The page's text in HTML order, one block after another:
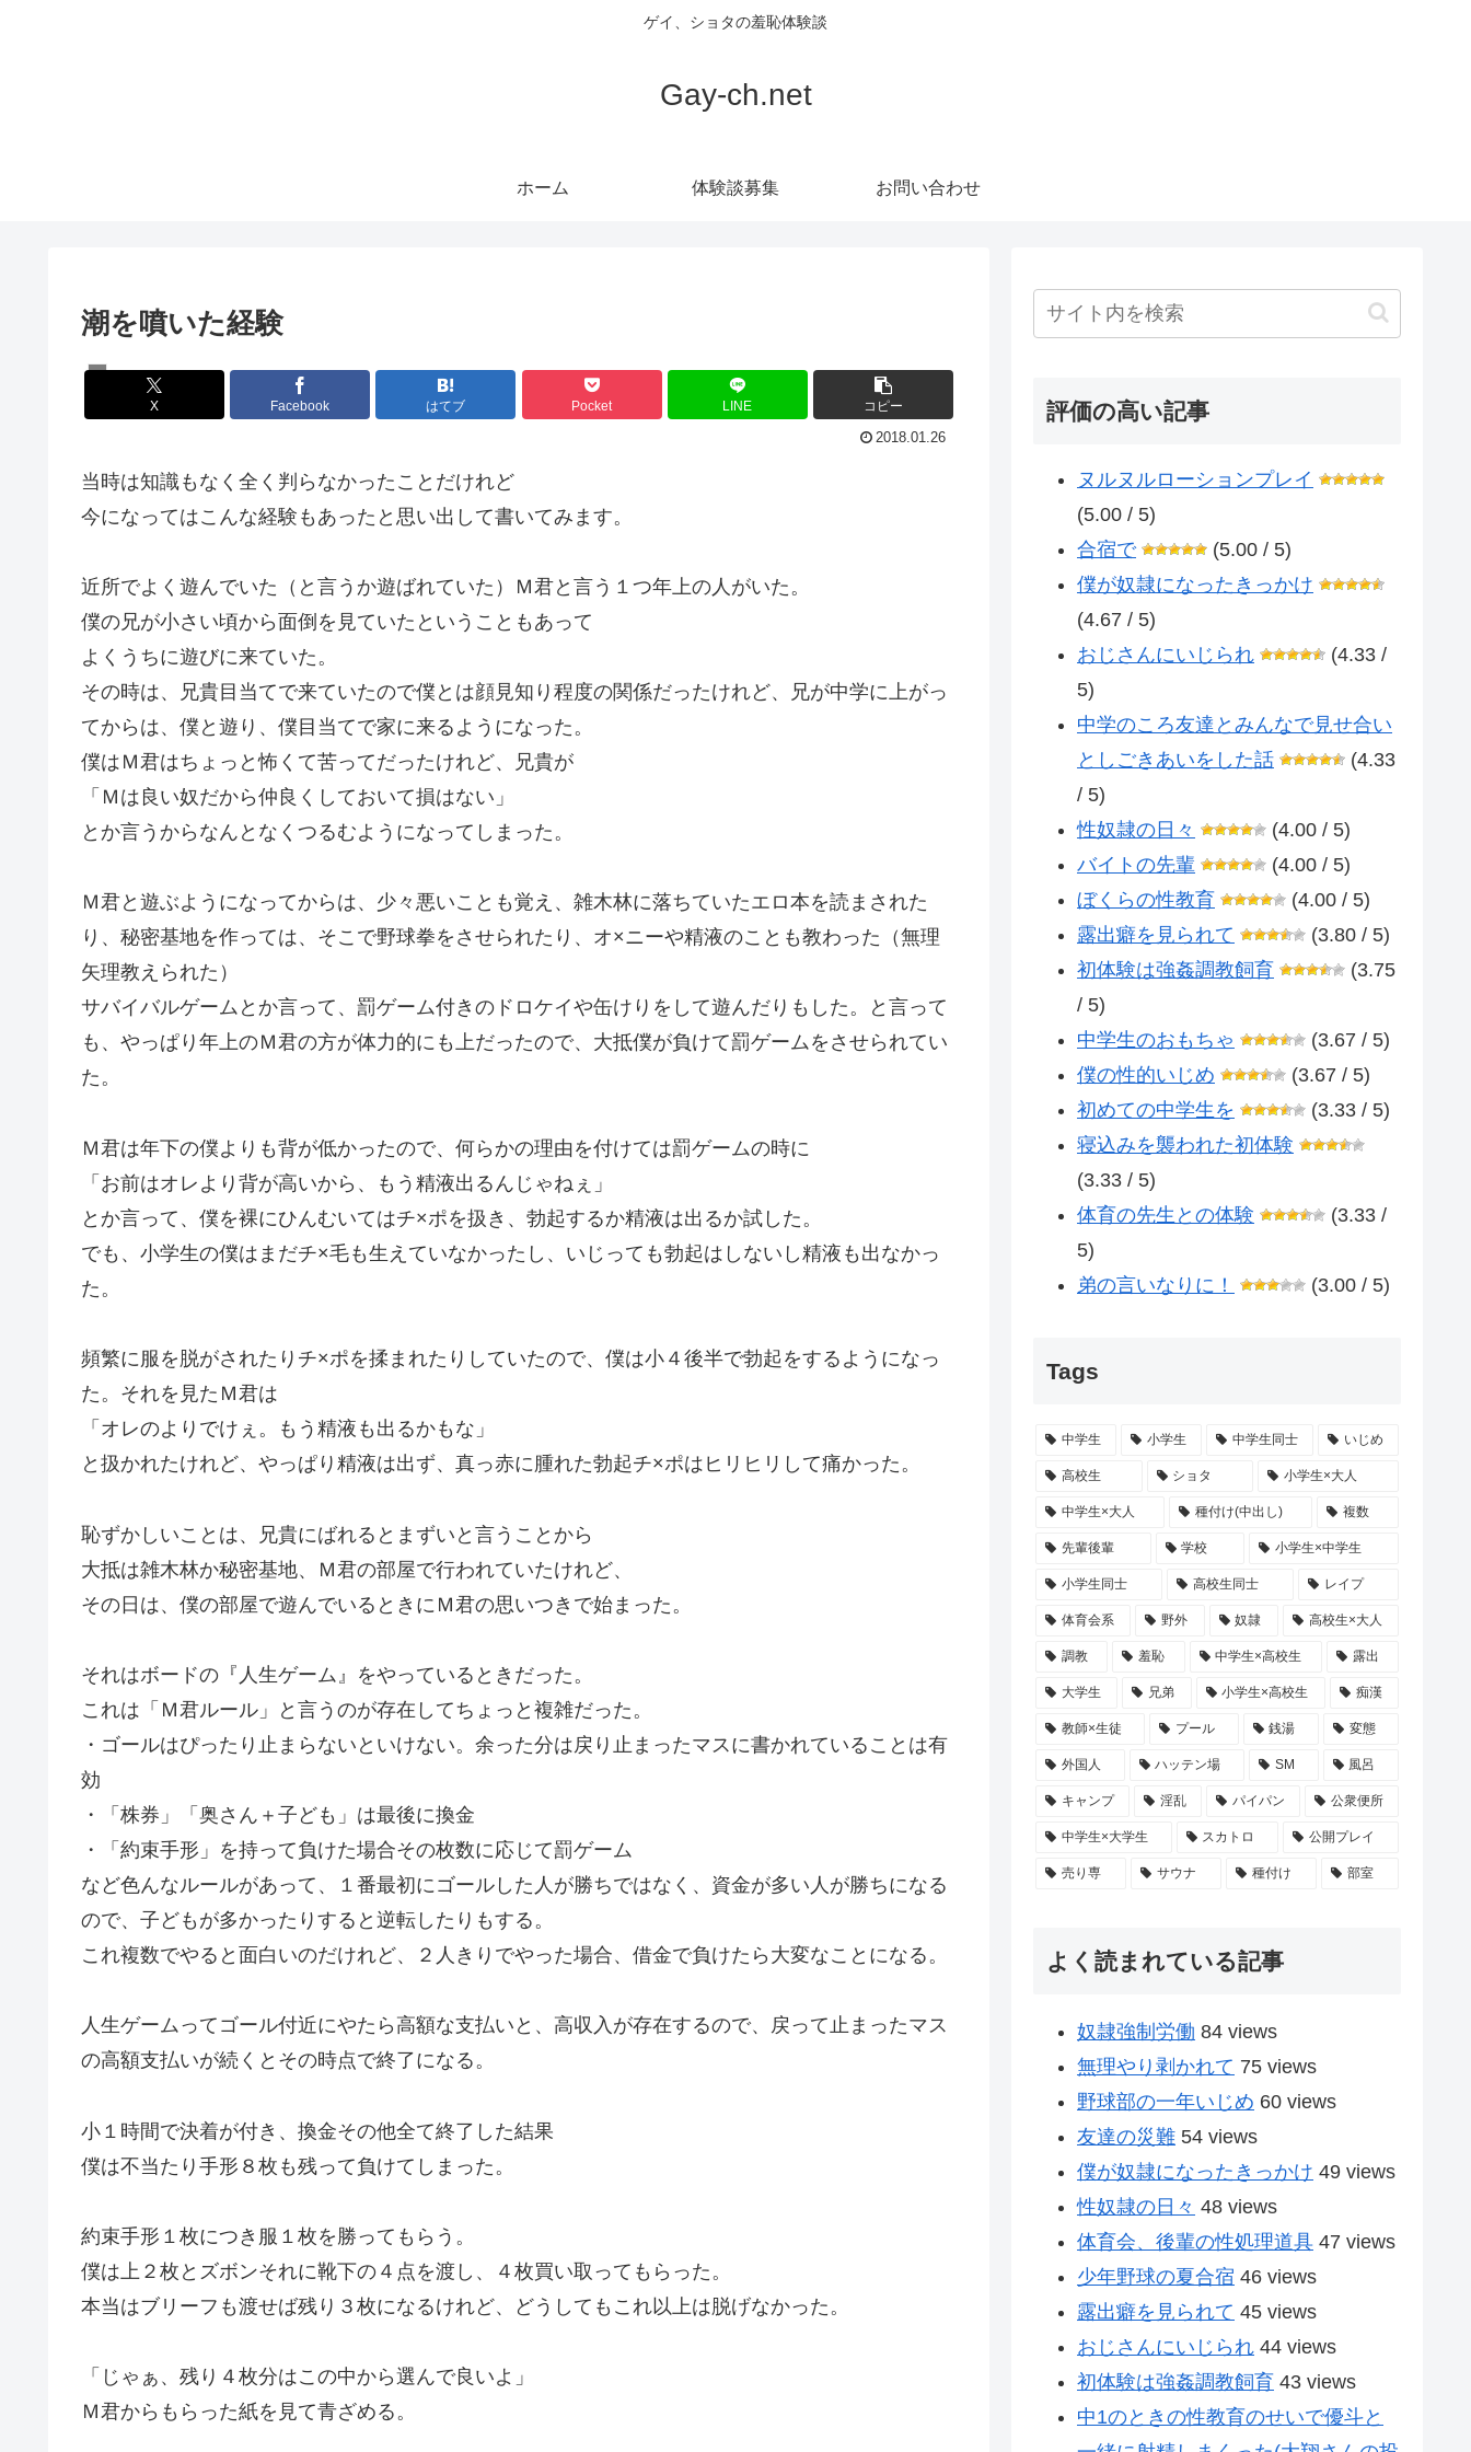
ゲイ、ショタの羞恥体験談
Gay-ch.net
ホーム 体験談募集 お問い合わせ
潮を噴いた経験
X Facebook はてブ Pocket LINE コピー
2018.01.26
当時は知識もなく全く判らなかったことだけれど
今になってはこんな経験もあったと思い出して書いてみます。
近所でよく遊んでいた（と言うか遊ばれていた）Ｍ君と言う１つ年上の人がいた。
僕の兄が小さい頃から面倒を見ていたということもあって
よくうちに遊びに来ていた。
その時は、兄貴目当てで来ていたので僕とは顔見知り程度の関係だったけれど、兄が中学に上がっ
てからは、僕と遊り、僕目当てで家に来るようになった。
僕はＭ君はちょっと怖くて苦ってだったけれど、兄貴が
「Ｍは良い奴だから仲良くしておいて損はない」
とか言うからなんとなくつるむようになってしまった。
Ｍ君と遊ぶようになってからは、少々悪いことも覚え、雑木林に落ちていたエロ本を読まされた
り、秘密基地を作っては、そこで野球拳をさせられたり、オ×ニーや精液のことも教わった（無理
矢理教えられた）
サバイバルゲームとか言って、罰ゲーム付きのドロケイや缶けりをして遊んだりもした。と言って
も、やっぱり年上のＭ君の方が体力的にも上だったので、大抵僕が負けて罰ゲームをさせられてい
た。
Ｍ君は年下の僕よりも背が低かったので、何らかの理由を付けては罰ゲームの時に
「お前はオレより背が高いから、もう精液出るんじゃねぇ」
とか言って、僕を裸にひんむいてはチ×ポを扱き、勃起するか精液は出るか試した。
でも、小学生の僕はまだチ×毛も生えていなかったし、いじっても勃起はしないし精液も出なかっ
た。
頻繁に服を脱がされたりチ×ポを揉まれたりしていたので、僕は小４後半で勃起をするようになっ
た。それを見たＭ君は
「オレのよりでけぇ。もう精液も出るかもな」
と扱かれたけれど、やっぱり精液は出ず、真っ赤に腫れた勃起チ×ポはヒリヒリして痛かった。
恥ずかしいことは、兄貴にばれるとまずいと言うことから
大抵は雑木林か秘密基地、Ｍ君の部屋で行われていたけれど、
その日は、僕の部屋で遊んでいるときにＭ君の思いつきで始まった。
それはボードの『人生ゲーム』をやっているときだった。
これは「Ｍ君ルール」と言うのが存在してちょっと複雑だった。
・ゴールはぴったり止まらないといけない。余った分は戻り止まったマスに書かれていることは有
効
・「株券」「奥さん＋子ども」は最後に換金
・「約束手形」を持って負けた場合その枚数に応じて罰ゲーム
など色んなルールがあって、１番最初にゴールした人が勝ちではなく、資金が多い人が勝ちになる
ので、子どもが多かったりすると逆転したりもする。
これ複数でやると面白いのだけれど、２人きりでやった場合、借金で負けたら大変なことになる。
人生ゲームってゴール付近にやたら高額な支払いと、高収入が存在するので、戻って止まったマス
の高額支払いが続くとその時点で終了になる。
小１時間で決着が付き、換金その他全て終了した結果
僕は不当たり手形８枚も残って負けてしまった。
約束手形１枚につき服１枚を勝ってもらう。
僕は上２枚とズボンそれに靴下の４点を渡し、４枚買い取ってもらった。
本当はブリーフも渡せば残り３枚になるけれど、どうしてもこれ以上は脱げなかった。
「じゃぁ、残り４枚分はこの中から選んで良いよ」
Ｍ君からもらった紙を見て青ざめる。
評価の高い記事
ヌルヌルローションプレイ
(5.00 / 5)
合宿で
(5.00 / 5)
僕が奴隷になったきっかけ
(4.67 / 5)
おじさんにいじられ
(4.33 /
5)
中学のころ友達とみんなで見せ合い
としごきあいをした話
(4.33
/ 5)
性奴隷の日々
(4.00 / 5)
バイトの先輩
(4.00 / 5)
ぼくらの性教育
(4.00 / 5)
露出癖を見られて
(3.80 / 5)
初体験は強姦調教飼育
(3.75
/ 5)
中学生のおもちゃ
(3.67 / 5)
僕の性的いじめ
(3.67 / 5)
初めての中学生を
(3.33 / 5)
寝込みを襲われた初体験
(3.33 / 5)
体育の先生との体験
(3.33 /
5)
弟の言いなりに！
(3.00 / 5)
Tags
中学生 小学生 中学生同士 いじめ
高校生 ショタ 小学生×大人
中学生×大人 種付け(中出し) 複数
先輩後輩 学校 小学生×中学生
小学生同士 高校生同士 レイプ
体育会系 野外 奴隷 高校生×大人
調教 羞恥 中学生×高校生 露出
大学生 兄弟 小学生×高校生 痴漢
教師×生徒 プール 銭湯 変態
外国人 ハッテン場 SM 風呂
キャンプ 淫乱 パイパン 公衆便所
中学生×大学生 スカトロ 公開プレイ
売り専 サウナ 種付け 部室
よく読まれている記事